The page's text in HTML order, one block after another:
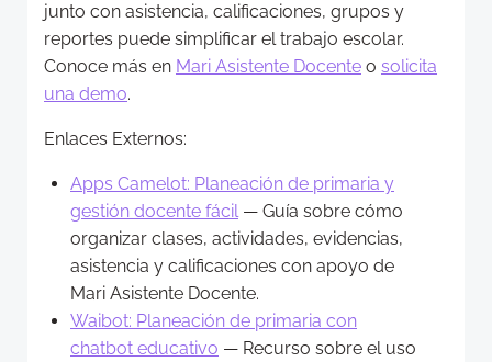
junto con asistencia, calificaciones, grupos y
reportes puede simplificar el trabajo escolar.
Conoce más en Mari Asistente Docente o solicita
una demo.
Enlaces Externos:
Apps Camelot: Planeación de primaria y
gestión docente fácil— Guía sobre cómo
organizar clases, actividades, evidencias,
asistencia y calificaciones con apoyo de
Mari Asistente Docente.
Waibot: Planeación de primaria con
chatbot educativo — Recurso sobre el uso